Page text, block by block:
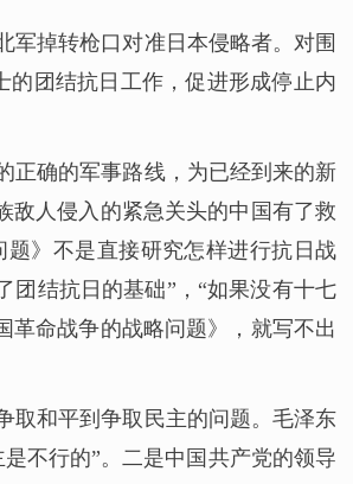
军掉转枪口对准日本侵略者。对围
的团结抗日工作，促进形成停止内
正确的军事路线，为已经到来的新
敌人侵入的紧急关头的中国有了救
》不是直接研究怎样进行抗日战
团结抗日的基础”，“如果没有十七
革命战争的战略问题》，就写不出
取和平到争取民主的问题。毛泽东
不行的”。二是中国共产党的领导